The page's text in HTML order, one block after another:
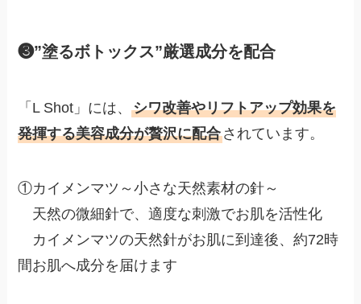
❸”塗るボトックス”厳選成分を配合
「L Shot」には、シワ改善やリフトアップ効果を
発揮する美容成分が贅沢に配合されています。
①カイメンマツ～小さな天然素材の針～
天然の微細針で、適度な刺激でお肌を活性化
カイメンマツの天然針がお肌に到達後、約72時
間お肌へ成分を届けます